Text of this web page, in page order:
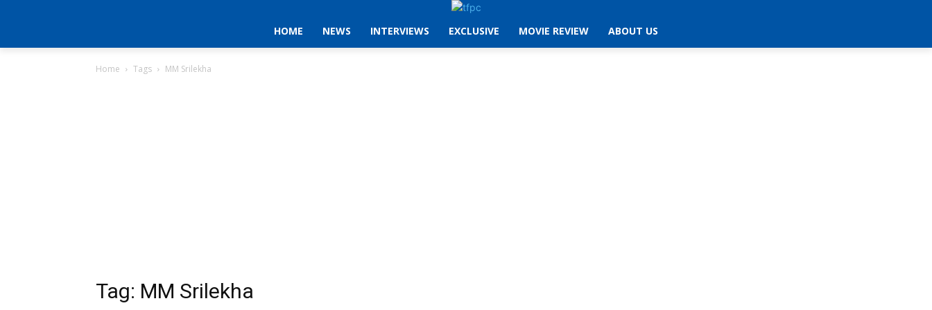
HOME NEWS INTERVIEWS EXCLUSIVE MOVIE REVIEW ABOUT US
Home Tags MM Srilekha
Tag: MM Srilekha